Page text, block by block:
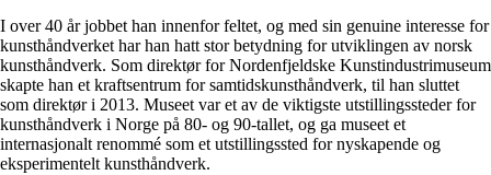
I over 40 år jobbet han innenfor feltet, og med sin genuine interesse for
kunsthåndverket har han hatt stor betydning for utviklingen av norsk
kunsthåndverk. Som direktør for Nordenfjeldske Kunstindustrimuseum
skapte han et kraftsentrum for samtidskunsthåndverk, til han sluttet
som direktør i 2013. Museet var et av de viktigste utstillingssteder for
kunsthåndverk i Norge på 80- og 90-tallet, og ga museet et
internasjonalt renommé som et utstillingssted for nyskapende og
eksperimentelt kunsthåndverk.